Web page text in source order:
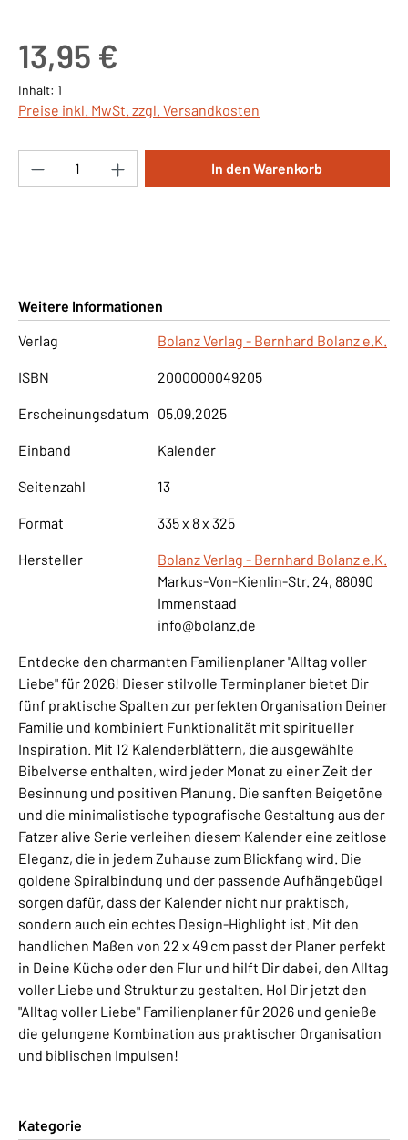
13,95 €
Inhalt: 1
Preise inkl. MwSt. zzgl. Versandkosten
Produkt Anzahl: Gib den gewünschten
In den Warenkorb
Weitere Informationen
Verlag
Bolanz Verlag - Bernhard Bolanz e.K.
ISBN 2000000049205
Erscheinungsdatum 05.09.2025
Einband Kalender
Seitenzahl 13
Format 335 x 8 x 325
Hersteller
Bolanz Verlag - Bernhard Bolanz e.K.
Markus-Von-Kienlin-Str. 24, 88090
Immenstaad
info@bolanz.de
Entdecke den charmanten Familienplaner "Alltag voller
Liebe" für 2026! Dieser stilvolle Terminplaner bietet Dir
fünf praktische Spalten zur perfekten Organisation Deiner
Familie und kombiniert Funktionalität mit spiritueller
Inspiration. Mit 12 Kalenderblättern, die ausgewählte
Bibelverse enthalten, wird jeder Monat zu einer Zeit der
Besinnung und positiven Planung. Die sanften Beigetöne
und die minimalistische typografische Gestaltung aus der
Fatzer alive Serie verleihen diesem Kalender eine zeitlose
Eleganz, die in jedem Zuhause zum Blickfang wird. Die
goldene Spiralbindung und der passende Aufhängebügel
sorgen dafür, dass der Kalender nicht nur praktisch,
sondern auch ein echtes Design-Highlight ist. Mit den
handlichen Maßen von 22 x 49 cm passt der Planer perfekt
in Deine Küche oder den Flur und hilft Dir dabei, den Alltag
voller Liebe und Struktur zu gestalten. Hol Dir jetzt den
"Alltag voller Liebe" Familienplaner für 2026 und genieße
die gelungene Kombination aus praktischer Organisation
und biblischen Impulsen!
Kategorie